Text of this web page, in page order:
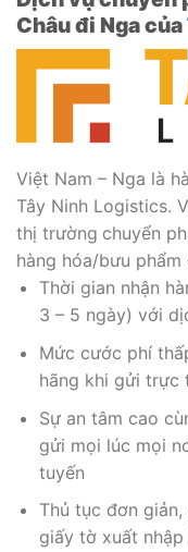
Châu đi Nga của
Việt Nam – Nga là
Tây Ninh Logistics.
thị trường chuyển
hàng hóa/bưu
Thời gian nhận
3 – 5 ngày) với
Mức cước phí
hãng khi gửi trực
Sự an tâm cao
gửi mọi lúc mọi
tuyến
Thủ tục đơn
giấy tờ xuất